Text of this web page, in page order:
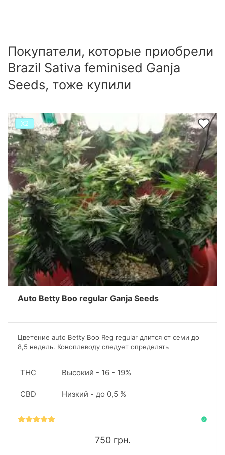
Покупатели, которые приобрели
Brazil Sativa feminised Ganja
Seeds, тоже купили
Х2
Auto Betty Boo regular Ganja Seeds
Цветение auto Betty Boo Reg regular длится от семи до
8,5 недель. Коноплеводу следует определять
пропустить это вам точно не удастся.
THC Высокий - 16 - 19%
CBD Низкий - до 0,5 %
750 грн.